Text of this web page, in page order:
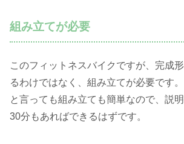
組み立てが必要
このフィットネスバイクですが、完成
るわけではなく、組み立てが必要です。
と言っても組み立ても簡単なので、説
30分もあればできるはずです。